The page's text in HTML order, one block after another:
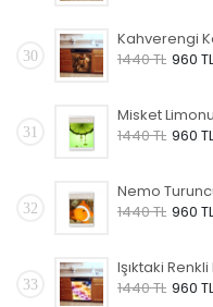
30
1440 TL 960 TL
31
1440 TL 960 TL
32
1440 TL 960 TL
33
1440 TL 960 TL